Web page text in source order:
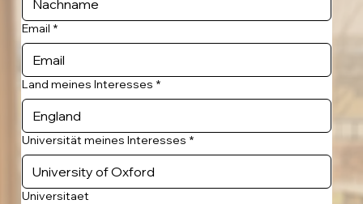
Email *
Land meines Interesses *
Universität meines Interesses *
Universitaet